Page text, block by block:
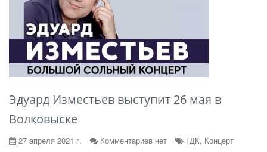
Эдуард Изместьев выступит 26 мая в
Волковыске
27 апреля 2021 г. Комментариев нет
ГДК, Концерт